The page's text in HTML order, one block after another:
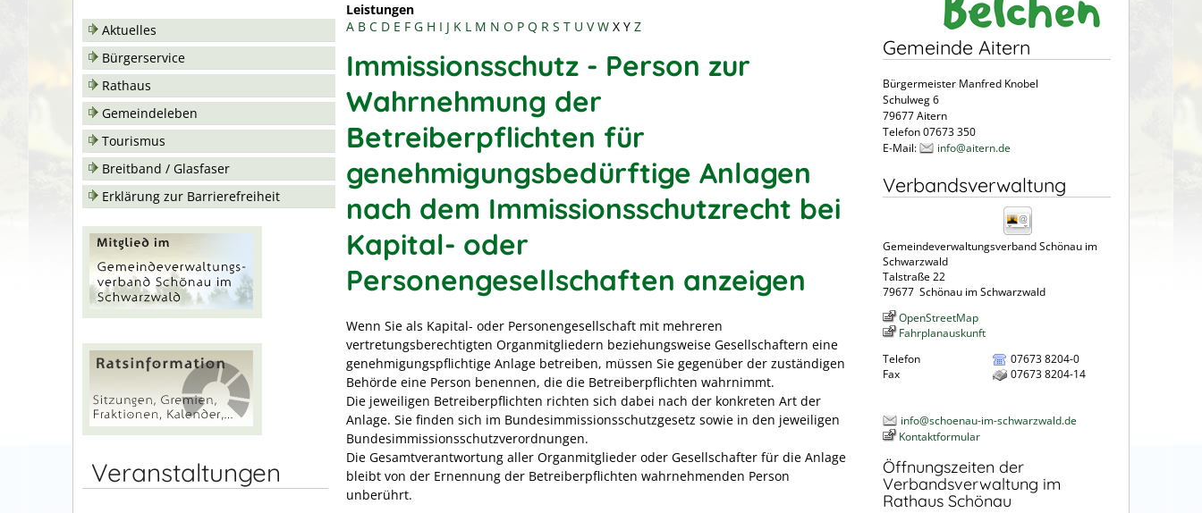
Aktuelles
Bürgerservice
Rathaus
Gemeindeleben
Tourismus
Breitband / Glasfaser
Erklärung zur Barrierefreiheit
Veranstaltungen
Leistungen
A B C D E F G H I J K L M N O P Q R S T U V W X Y Z
Immissionsschutz - Person zur
Wahrnehmung der
Betreiberpflichten für
genehmigungsbedürftige Anlagen
nach dem Immissionsschutzrecht bei
Kapital- oder
Personengesellschaften anzeigen
Wenn Sie als Kapital- oder Personengesellschaft mit mehreren
vertretungsberechtigten Organmitgliedern beziehungsweise Gesellschaftern eine
genehmigungspflichtige Anlage betreiben, müssen Sie gegenüber der zuständigen
Behörde eine Person benennen, die die Betreiberpflichten wahrnimmt.
Die jeweiligen Betreiberpflichten richten sich dabei nach der konkreten Art der
Anlage. Sie finden sich im Bundesimmissionsschutzgesetz sowie in den jeweiligen
Bundesimmissionsschutzverordnungen.
Die Gesamtverantwortung aller Organmitglieder oder Gesellschafter für die Anlage
bleibt von der Ernennung der Betreiberpflichten wahrnehmenden Person
unberührt.
Gemeinde Aitern
Bürgermeister Manfred Knobel
Schulweg 6
79677 Aitern
Telefon 07673 350
E-Mail:
info@aitern.de
Verbandsverwaltung
Gemeindeverwaltungsverband Schönau im
Schwarzwald
Talstraße 22
79677 Schönau im Schwarzwald
OpenStreetMap
Fahrplanauskunft
Telefon
07673 8204-0
Fax
07673 8204-14
info@schoenau-im-schwarzwald.de
Kontaktformular
Öffnungszeiten der
Verbandsverwaltung im
Rathaus Schönau